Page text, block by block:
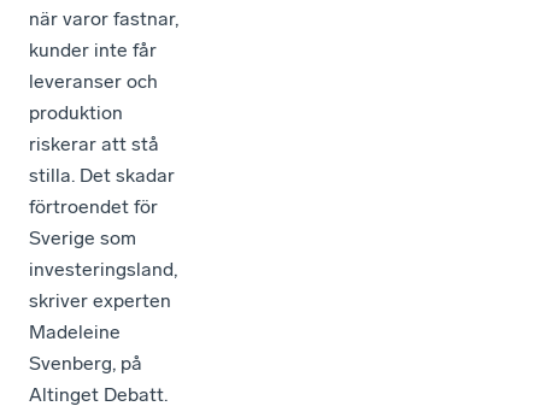
när varor fastnar,
kunder inte får
leveranser och
produktion
riskerar att stå
stilla. Det skadar
förtroendet för
Sverige som
investeringsland,
skriver experten
Madeleine
Svenberg, på
Altinget Debatt.